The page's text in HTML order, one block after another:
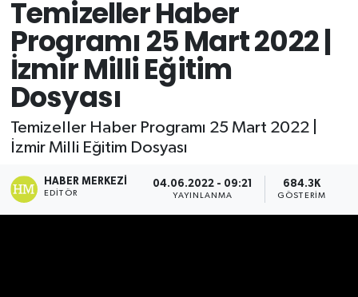
Temizeller Haber
Programı 25 Mart 2022 |
İzmir Milli Eğitim
Dosyası
Temizeller Haber Programı 25 Mart 2022 |
İzmir Milli Eğitim Dosyası
HABER MERKEZI
EDITÖR
04.06.2022 - 09:21
YAYINLANMA
684.3K
GÖSTERIM
ASAYİŞ
EĞİTİM
SAĞLIK
SİYASET
Süper Lig Puan Durumu ve Fikstür
Tüm Manşetler
Son Dakika Haberleri
Haber Arşivi